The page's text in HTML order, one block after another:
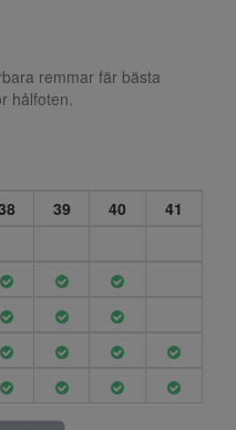
remmar fär bästa
hålfoten.
39 40
41